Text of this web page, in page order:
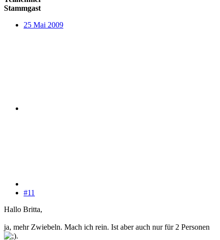
Stammgast
25 Mai 2009
#11
Hallo Britta,
ja, mehr Zwiebeln. Mach ich rein. Ist aber auch nur für 2 Personen
.